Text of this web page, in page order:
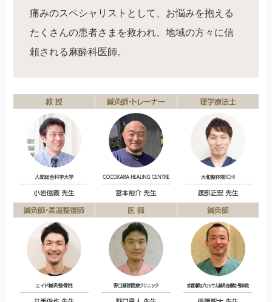
痛みのスペシャリストとして、お悩みを抱える
たくさんの患者さまを救われ、地域の方々に信
頼される麻酔科医師。